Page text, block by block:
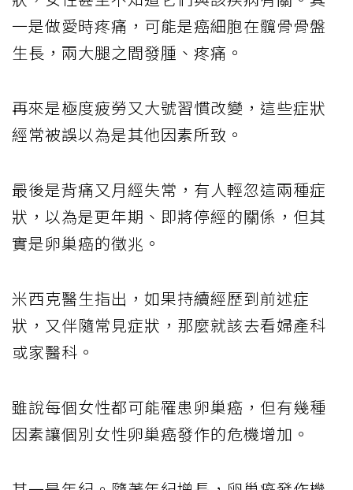
一是做愛時疼痛，可能是癌細胞在髖骨骨盤
生長，兩大腿之間發腫、疼痛。
再來是極度疲勞又大號習慣改變，這些症狀
經常被誤以為是其他因素所致。
最後是背痛又月經失常，有人輕忽這兩種症
狀，以為是更年期、即將停經的關係，但其
實是卵巢癌的徵兆。
米西克醫生指出，如果持續經歷到前述症
狀，又伴隨常見症狀，那麼就該去看婦產科
或家醫科。
雖說每個女性都可能罹患卵巢癌，但有幾種
因素讓個別女性卵巢癌發作的危機增加。